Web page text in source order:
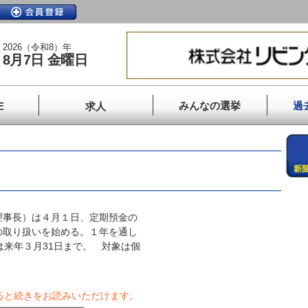
2026（令和8）年
8月7日 金曜日
求人 みんなの選挙 過
長）は４月１日、定期預金の
り扱いを始める。１年を通し
来年３月31日まで。 対象は個
続きをお読みいただけます。